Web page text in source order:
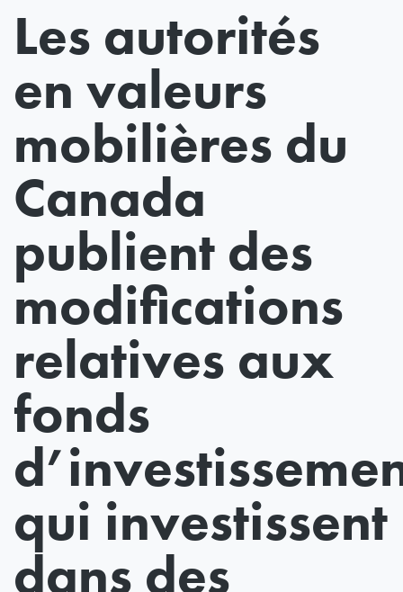
Les autorités
en valeurs
mobilières du
Canada
publient des
modifications
relatives aux
fonds
qui investissent
dans des